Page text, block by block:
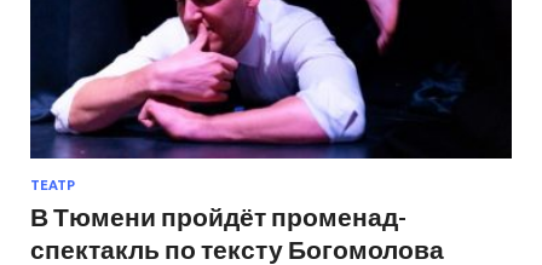
ТЕАТР
В Тюмени пройдёт променад-
спектакль по тексту Богомолова